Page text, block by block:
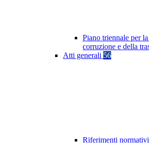
Piano triennale per
corruzione e della
Atti generali 56
Riferimenti